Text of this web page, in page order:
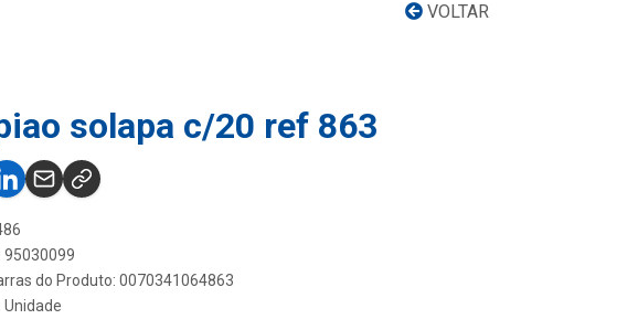
VOLTAR
solapa c/20 ref 863
95030099
do Produto: 0070341064863
Unidade